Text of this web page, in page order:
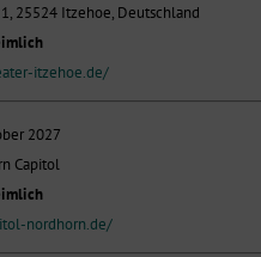
25524 Itzehoe, Deutschland
itzehoe.de/
2027
Capitol
nordhorn.de/